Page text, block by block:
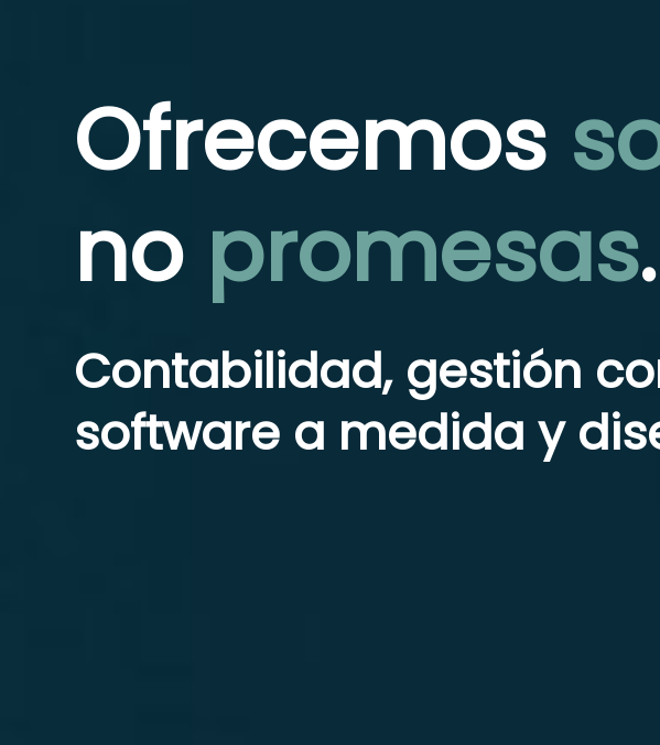
Ofrecemos
no promesas.
Contabilidad, gestión
software a medida y